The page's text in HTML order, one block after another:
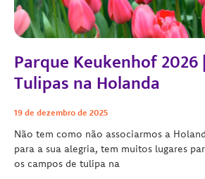
Parque Keukenhof 2026
Tulipas na Holanda
19 de dezembro de 2025
Não tem como não associarmos a
para a sua alegria, tem muitos lugares
os campos de tulipa na